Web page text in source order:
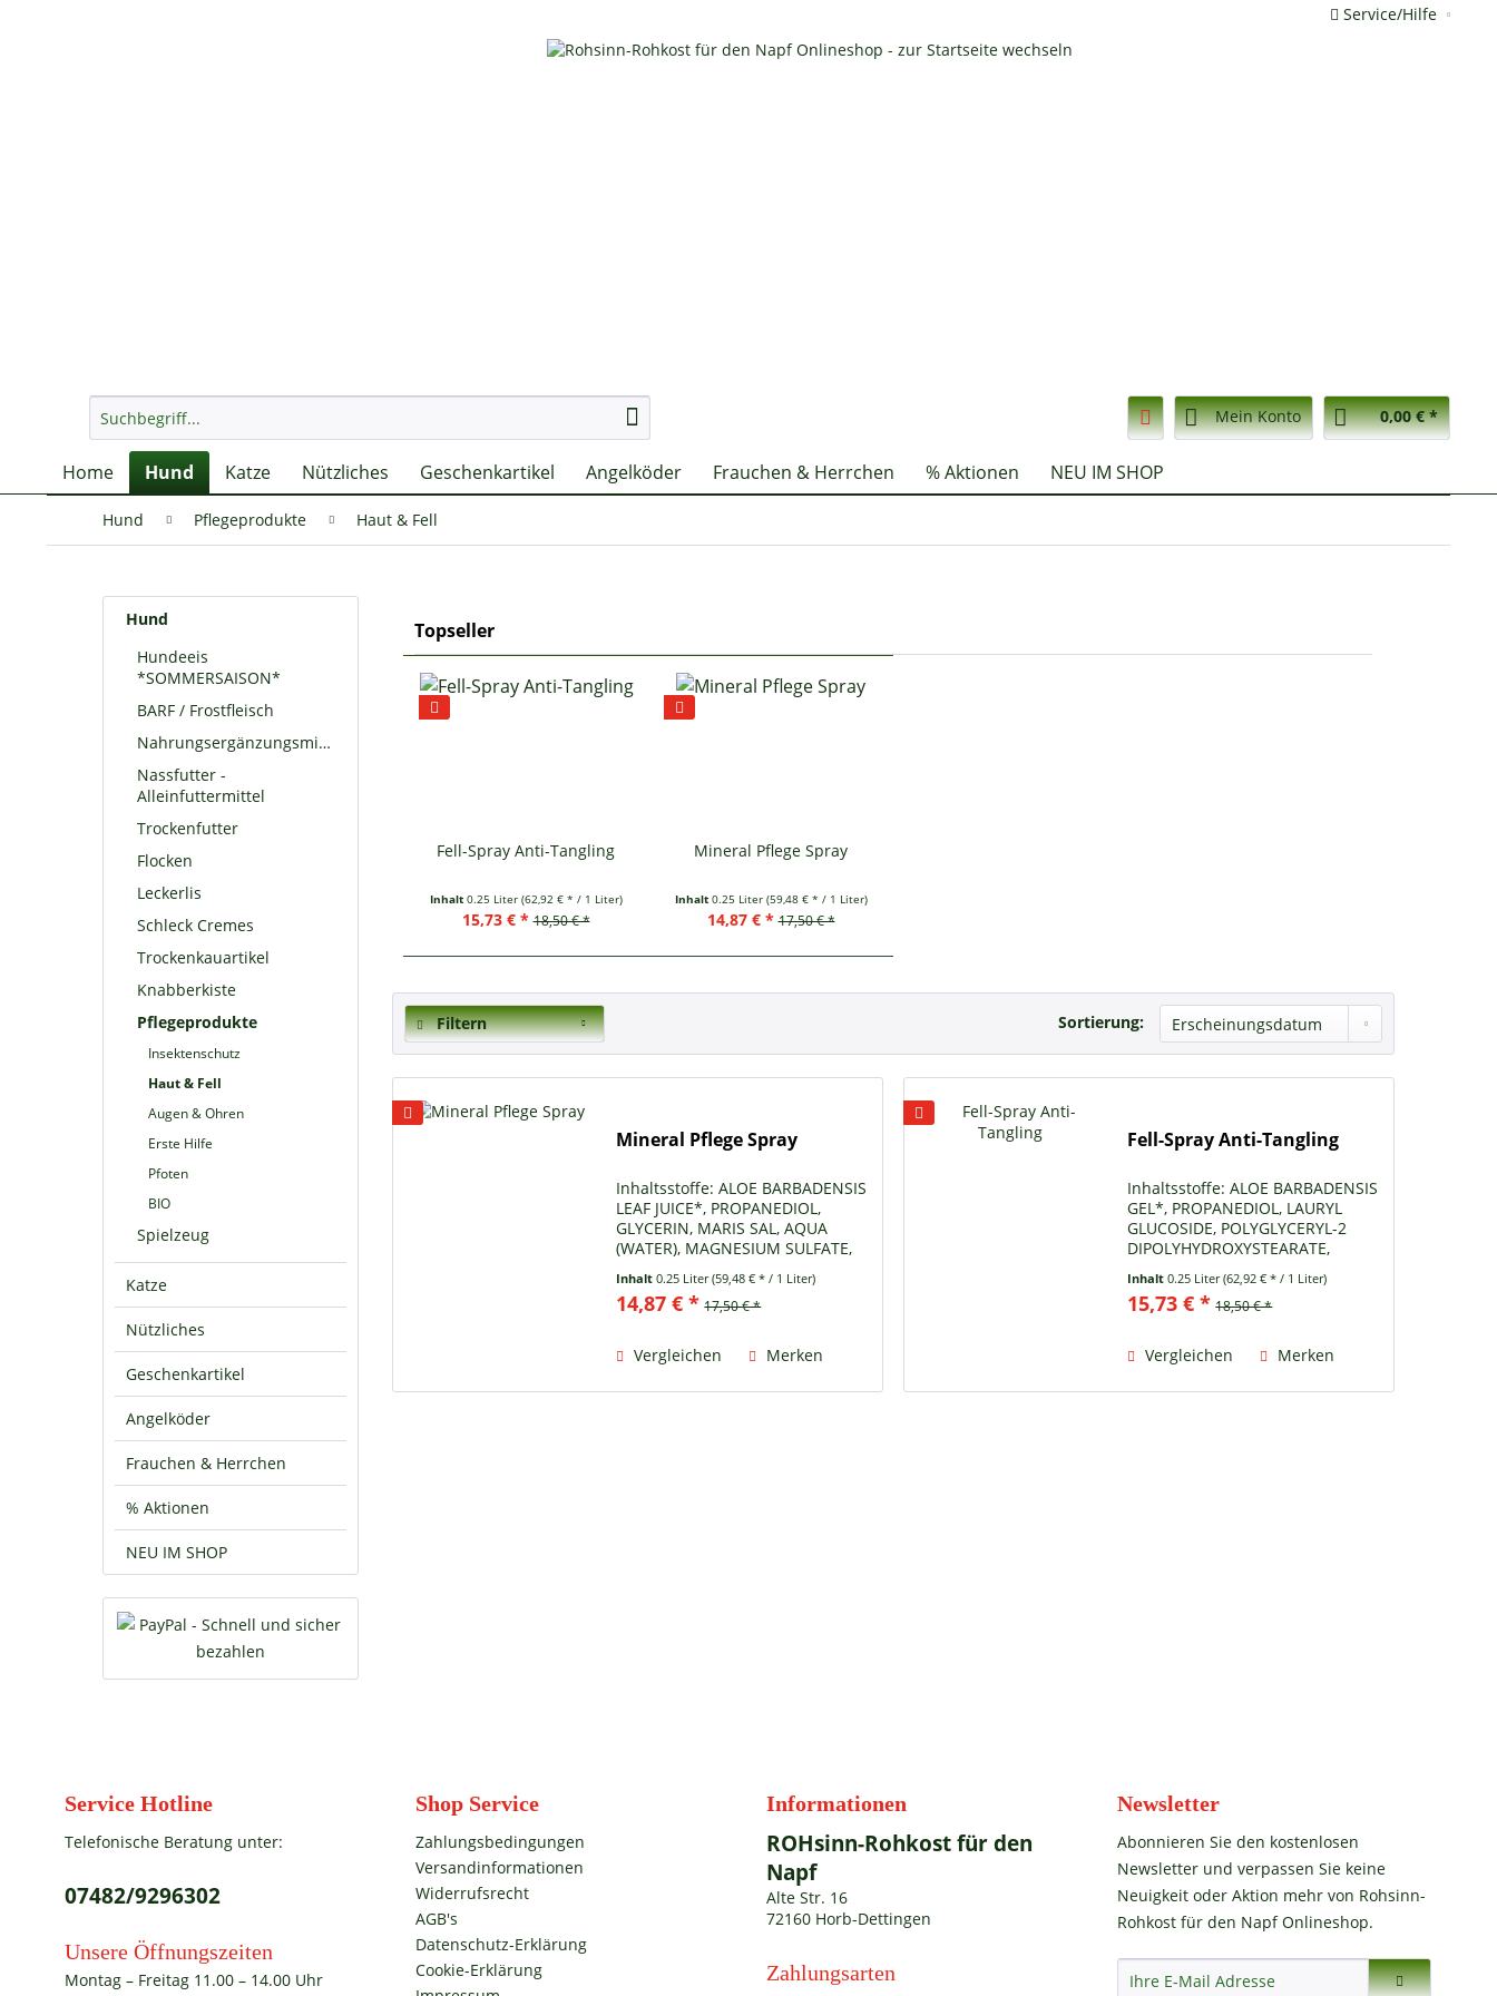
Service/Hilfe
Mein Konto 0,00 € *
Home Hund Katze Nützliches Geschenkartikel Angelköder Frauchen & Herrchen % Aktionen NEU IM SHOP
Hund Pflegeprodukte Haut & Fell
Hund
Hundeeis
*SOMMERSAISON*
BARF / Frostfleisch
Nahrungsergänzungsmittel
Nassfutter -
Alleinfuttermittel
Trockenfutter
Flocken
Leckerlis
Schleck Cremes
Trockenkauartikel
Knabberkiste
Pflegeprodukte
Insektenschutz
Haut & Fell
Augen & Ohren
Erste Hilfe
Pfoten
BIO
Spielzeug
Katze
Nützliches
Geschenkartikel
Angelköder
Frauchen & Herrchen
% Aktionen
NEU IM SHOP
Topseller
Fell-Spray Anti-Tangling
Inhalt 0.25 Liter (62,92 € * / 1 Liter)
15,73 € * 18,50 € *
Mineral Pflege Spray
Inhalt 0.25 Liter (59,48 € * / 1 Liter)
14,87 € * 17,50 € *
Filtern Sortierung:
Mineral Pflege Spray
Inhaltsstoffe: ALOE BARBADENSIS
LEAF JUICE*, PROPANEDIOL,
GLYCERIN, MARIS SAL, AQUA
(WATER), MAGNESIUM SULFATE,
BARK/LEAF/TWIG EXTRACT*,
PYRUS CYDONIA SEED EXTRACT,
ACID, SODIUM HYDROXIDE *...
Inhalt0.25 Liter(59,48 € * / 1 Liter)
14,87 € * 17,50 € *
Vergleichen Merken
Fell-Spray Anti-Tangling
Inhaltsstoffe: ALOE BARBADENSIS
GEL*, PROPANEDIOL, LAURYL
GLUCOSIDE, POLYGLYCERYL-2
DIPOLYHYDROXYSTEARATE,
COCOS NUCIFERA OIL*,
SIMMONDSIA CHINENSIS OIL*,
OIL*, CAPRYLIC/CAPRIC...
Inhalt0.25 Liter(62,92 € * / 1 Liter)
15,73 € * 18,50 € *
Vergleichen Merken
Service Hotline
Telefonische Beratung unter:
07482/9296302
Unsere Öffnungszeiten
Montag – Freitag 11.00 – 14.00 Uhr
Shop Service
Zahlungsbedingungen
Versandinformationen
Widerrufsrecht
AGB's
Datenschutz-Erklärung
Cookie-Erklärung
Informationen
ROHsinn-Rohkost für den
Napf
Alte Str. 16
72160 Horb-Dettingen
Zahlungsarten
Newsletter
Abonnieren Sie den kostenlosen
Newsletter und verpassen Sie keine
Neuigkeit oder Aktion mehr von Rohsinn-
Rohkost für den Napf Onlineshop.